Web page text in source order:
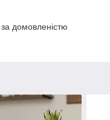
домовленістю